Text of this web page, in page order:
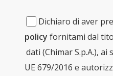
Dichiaro di aver
policy fornitami dal
dati (Chimar S.p.A.), ai
UE 679/2016 e